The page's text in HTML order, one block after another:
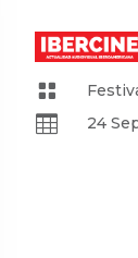

 24